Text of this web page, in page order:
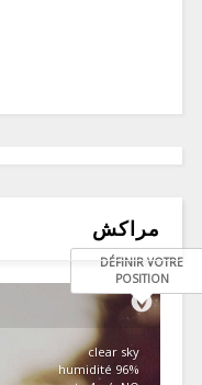
مراكش
DÉFINIR VOTRE
POSITION
clear sky
96% humidité